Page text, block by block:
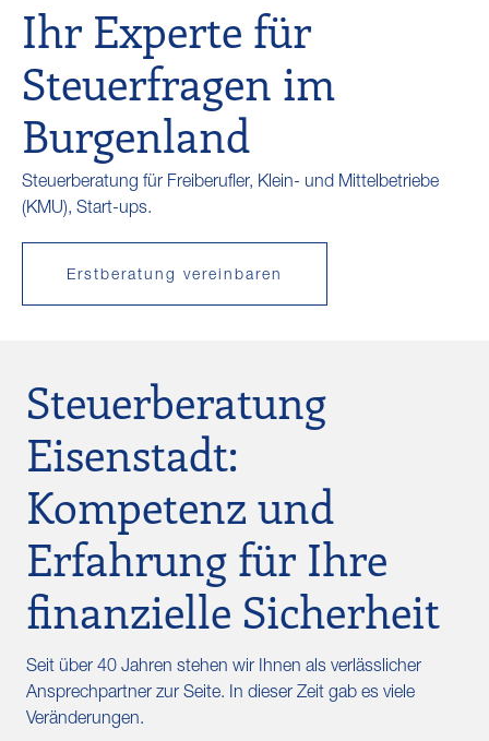
Ihr Experte für
Steuerfragen im
Burgenland
Steuerberatung für Freiberufler, Klein- und Mittelbetriebe
(KMU), Start-ups.
Erstberatung vereinbaren
Steuerberatung
Eisenstadt:
Kompetenz und
Erfahrung für Ihre
finanzielle Sicherheit
Seit über 40 Jahren stehen wir Ihnen als verlässlicher
Ansprechpartner zur Seite. In dieser Zeit gab es viele
Veränderungen.